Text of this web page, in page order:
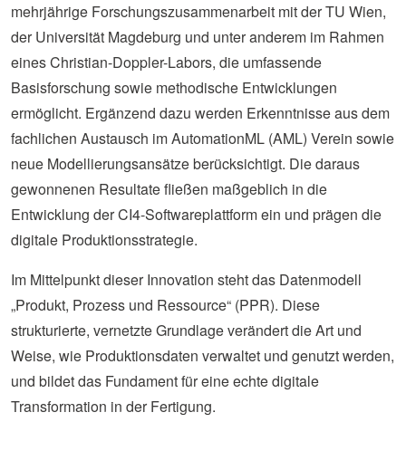
mehrjährige Forschungszusammenarbeit mit der TU Wien,
der Universität Magdeburg und unter anderem im Rahmen
eines Christian-Doppler-Labors, die umfassende
Basisforschung sowie methodische Entwicklungen
ermöglicht. Ergänzend dazu werden Erkenntnisse aus dem
fachlichen Austausch im AutomationML (AML) Verein sowie
neue Modellierungsansätze berücksichtigt. Die daraus
gewonnenen Resultate fließen maßgeblich in die
Entwicklung der CI4-Softwareplattform ein und prägen die
digitale Produktionsstrategie.
Im Mittelpunkt dieser Innovation steht das Datenmodell
„Produkt, Prozess und Ressource“ (PPR). Diese
strukturierte, vernetzte Grundlage verändert die Art und
Weise, wie Produktionsdaten verwaltet und genutzt werden,
und bildet das Fundament für eine echte digitale
Transformation in der Fertigung.